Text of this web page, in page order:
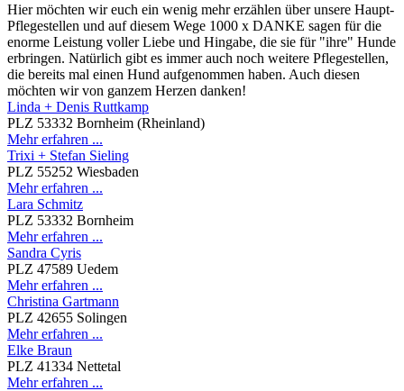
Hier möchten wir euch ein wenig mehr erzählen über unsere Haupt-
Pflegestellen und auf diesem Wege 1000 x DANKE sagen für die
enorme Leistung voller Liebe und Hingabe, die sie für "ihre" Hunde
erbringen. Natürlich gibt es immer auch noch weitere Pflegestellen,
die bereits mal einen Hund aufgenommen haben. Auch diesen
möchten wir von ganzem Herzen danken!
Linda + Denis Ruttkamp
PLZ 53332 Bornheim (Rheinland)
Mehr erfahren ...
Trixi + Stefan Sieling
PLZ 55252 Wiesbaden
Mehr erfahren ...
Lara Schmitz
PLZ 53332 Bornheim
Mehr erfahren ...
Sandra Cyris
PLZ 47589 Uedem
Mehr erfahren ...
Christina Gartmann
PLZ 42655 Solingen
Mehr erfahren ...
Elke Braun
PLZ 41334 Nettetal
Mehr erfahren ...